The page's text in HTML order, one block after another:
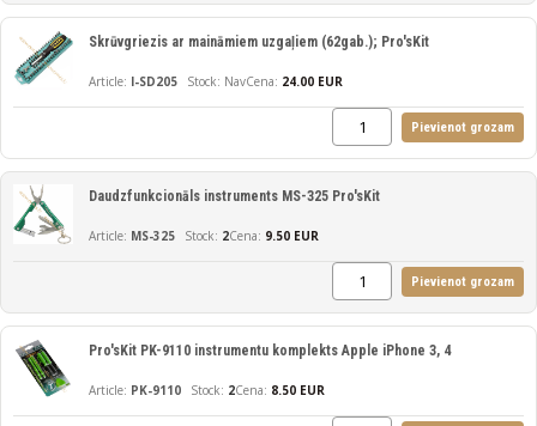
I-SD205
Skrūvgriezis ar maināmiem uzgaļiem (62gab.); Pro'sKit
NavCena: 24.00 EUR
Pievienot grozam
MS-325
Daudzfunkcionāls instruments MS-325 Pro'sKit
2Cena: 9.50 EUR
Pievienot grozam
PK-9110
Pro'sKit PK-9110 instrumentu komplekts Apple iPhone 3, 4
2Cena: 8.50 EUR